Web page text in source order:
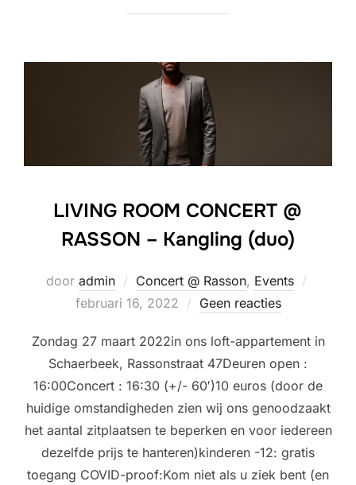
LIVING ROOM CONCERT @
RASSON – Kangling (duo)
door admin Concert @ Rasson, Events
februari 16, 2022 Geen reacties
Zondag 27 maart 2022in ons loft-appartement in
Schaerbeek, Rassonstraat 47Deuren open :
16:00Concert : 16:30 (+/- 60′)10 euros (door de
huidige omstandigheden zien wij ons genoodzaakt
het aantal zitplaatsen te beperken en voor iedereen
dezelfde prijs te hanteren)kinderen -12: gratis
toegang COVID-proof:Kom niet als u ziek bent (en